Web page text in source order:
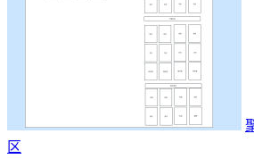
区